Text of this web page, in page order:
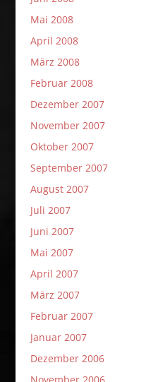
Mai 2008
April 2008
März 2008
Februar 2008
Dezember 2007
November 2007
Oktober 2007
September 2007
August 2007
Juli 2007
Juni 2007
Mai 2007
April 2007
März 2007
Februar 2007
Januar 2007
Dezember 2006